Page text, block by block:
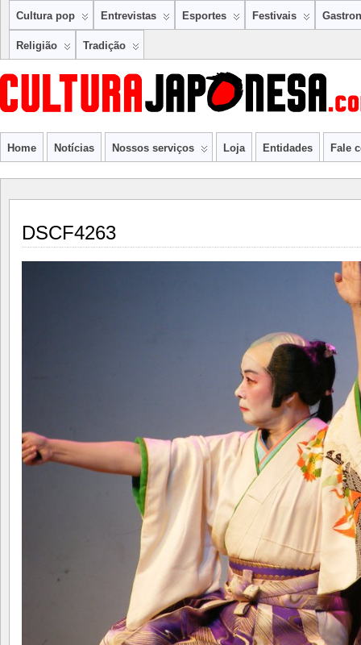
Cultura pop Entrevistas Esportes Festivais
Religião Tradição
Home Notícias Nossos serviços Loja Entidades Fale
DSCF4263